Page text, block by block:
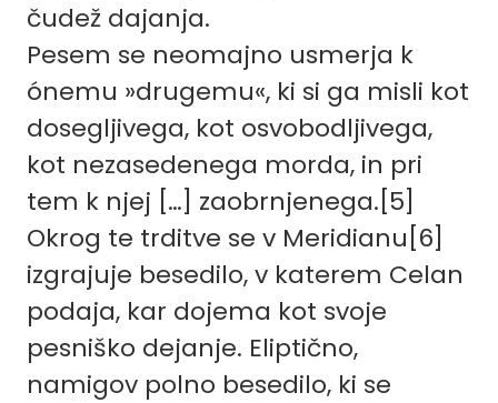
čudež dajanja.
Pesem se neomajno usmerja k
ónemu »drugemu«, ki si ga misli kot
dosegljivega, kot osvobodljivega,
kot nezasedenega morda, in pri
tem k njej […] zaobrnjenega.[5]
Okrog te trditve se v Meridianu[6]
izgrajuje besedilo, v katerem Celan
podaja, kar dojema kot svoje
pesniško dejanje. Eliptično,
namigov polno besedilo, ki se